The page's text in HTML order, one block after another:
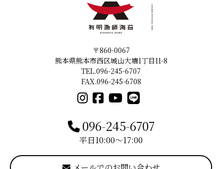
〒860-0067
熊本県熊本市西区城山大塘1丁目11-8
TEL.096-245-6707
FAX.096-245-6708
096-245-6707
平日10:00〜17:00